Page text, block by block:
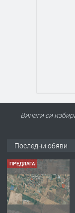
Винаги си
Последни обяви
ПРЕДЛАГА